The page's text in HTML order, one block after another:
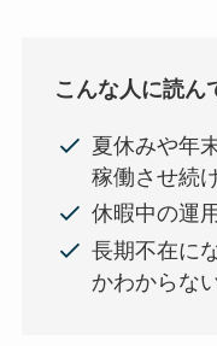
こんな人に読ん
夏休みや年
稼働させ続
休暇中の運
長期不在に
かわからな